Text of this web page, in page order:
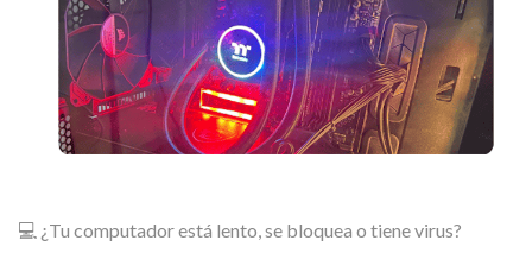
💻 ¿Tu computador está lento, se bloquea o tiene virus?